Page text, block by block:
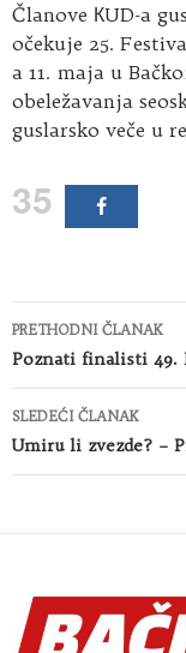
Članove КUD-a
očekuje 25.
a 11. maja u
obeležavanja
guslarsko veče u
35
Kretanje
članaka
PRETHODNI ČLANAK
Poznati finalisti 49.
SLEDEĆI ČLANAK
Umiru li zvezde? –